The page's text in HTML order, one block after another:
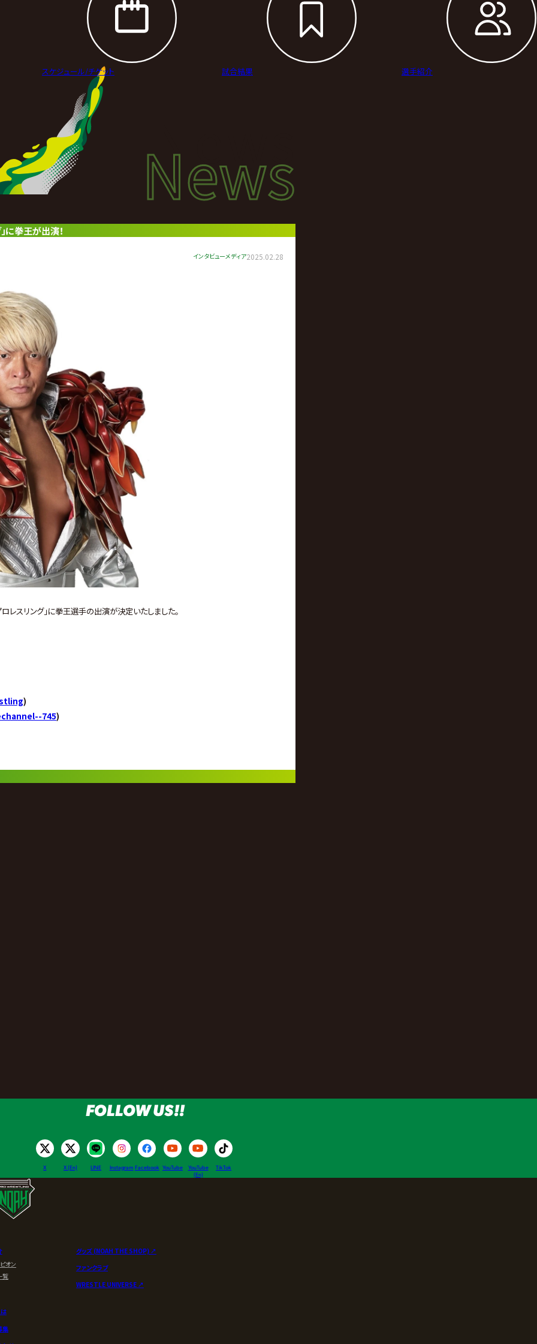
スケジュール/チケット 試合結果 選手紹介
Newsニュース
News
に拳王が出演！
インタビューメディア2025.02.28
スリング」に拳王選手の出演が決定いたしました。
)
745)
FOLLOW US!!
X X (En) LINE Instagram Facebook YouTube
YouTube
(En)
TikTok
オン
覧
集
グッズ (NOAH THE SHOP) ↗︎
ファンクラブ
WRESTLE UNIVERSE ↗︎